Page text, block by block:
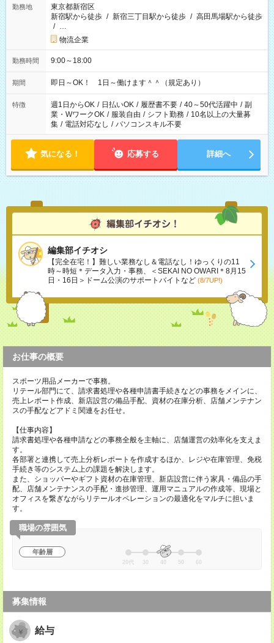
勤務地
東京都新宿区
新宿駅から徒歩 / 新宿三丁目駅から徒歩 / 高田馬場駅から徒歩
/ …
物流企業
勤務時間 9:00～18:00
期間 即日～OK！ 1日～働けます＾＾（規定あり）
特徴 週1日からOK / 日払いOK / 履歴書不要 / 40～50代活躍中 / 副
業・WワークOK / 服装自由 / シフト勤務 / 10名以上の大量募
集 / 電話対応なし / パソコンスキル不要
気になる！ 応募する 詳細へ
編集部イチオシ
【完全在宅！】難しい業務なし＆電話なし！ゆっくりの11
時～時短＊データ入力・事務、＜SEKAI NO OWARI＊8月15
日・16日＞ドーム公演のサポートバイトなど (8/7UP!)
お仕事の概要
スポーツ用品メーカーで事務。
リテール部門にて、請求書処理や各種申請書手続きなどの事務をメインに、
売上レポート作成、新店設営の備品手配、資材の在庫分析、店舗メンテナン
スの手配などアドミ関連をお任せ。
【仕事内容】
請求書処理や各種申請などの事務全般を主軸に、店舗運営の効率化を支えま
す。
各部署と連携して売上分析レポートを作成するほか、レジや在庫管理、免税
手続き等のシステム上の課題を解決します。
また、ショッパーやギフト資材の在庫管理、新店設営に伴う家具・備品の手
配、店舗メンテナンスの手配・進捗管理、運用マニュアルの作成等、現場と
オフィスを繋ぎながらリテールオペレーションの最適化をマルチに担いま
す。
職場の雰囲気
年齢層
20代 30 40 50 60
募集情報
給与